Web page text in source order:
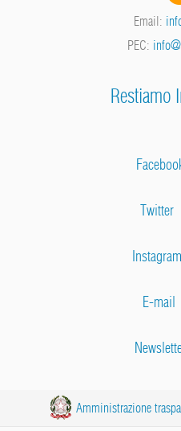
Email:
PEC:
Restiamo
Twitter
E-mail
Amministrazione